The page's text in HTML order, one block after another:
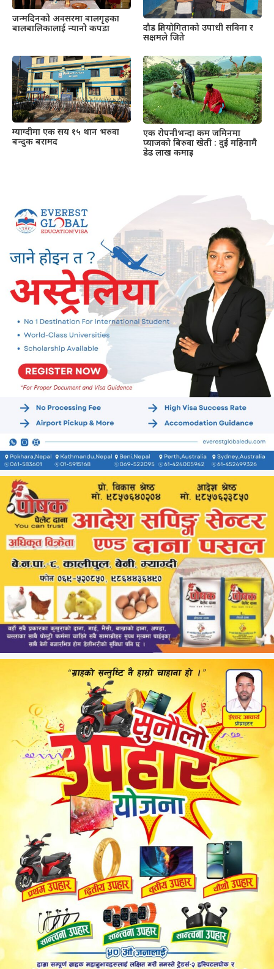
जन्मदिनको अवसरमा बालगृहका
बालबालिकालाई न्यानो कपडा
दौड प्रतियोगिताको उपाधी सविना र
सक्षमले जिते
म्याग्दीमा एक सय १५ थान भरुवा
बन्दुक बरामद
एक रोपनीभन्दा कम जमिनमा
प्याजको बिरुवा खेती : दुई महिनामै
डेढ लाख कमाइ